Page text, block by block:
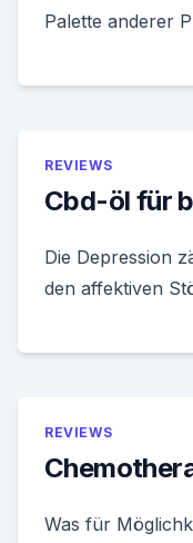
Palette anderer
REVIEWS
Cbd-öl für
Die Depression
den affektiven
REVIEWS
Was für